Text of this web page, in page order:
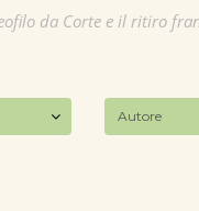
da Corte e il ritiro